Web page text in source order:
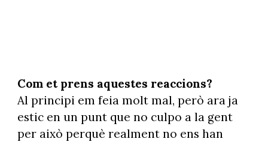
Com et prens aquestes reaccions?
Al principi em feia molt mal, però ara ja
estic en un punt que no culpo a la gent
per això perquè realment no ens han